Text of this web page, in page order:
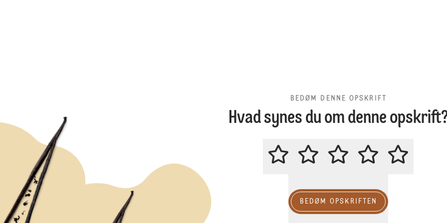
BEDØM DENNE OPSKRIFT
Hvad synes du om denne
BEDØM DENNE OPSKRIFT
BEDØM OPSKRIFTEN